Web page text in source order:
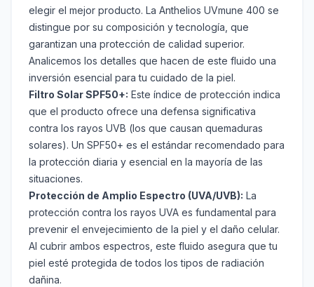
elegir el mejor producto. La Anthelios UVmune 400 se
distingue por su composición y tecnología, que
garantizan una protección de calidad superior.
Analicemos los detalles que hacen de este fluido una
inversión esencial para tu cuidado de la piel.
Filtro Solar SPF50+: Este índice de protección indica
que el producto ofrece una defensa significativa
contra los rayos UVB (los que causan quemaduras
solares). Un SPF50+ es el estándar recomendado para
la protección diaria y esencial en la mayoría de las
situaciones.
Protección de Amplio Espectro (UVA/UVB): La
protección contra los rayos UVA es fundamental para
prevenir el envejecimiento de la piel y el daño celular.
Al cubrir ambos espectros, este fluido asegura que tu
piel esté protegida de todos los tipos de radiación
dañina.